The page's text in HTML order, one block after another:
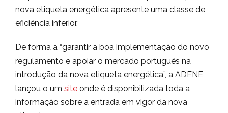
nova etiqueta energética apresente uma classe de
eficiência inferior.
De forma a “garantir a boa implementação do novo
regulamento e apoiar o mercado português na
introdução da nova etiqueta energética”, a ADENE
lançou o um site onde é disponibilizada toda a
informação sobre a entrada em vigor da nova